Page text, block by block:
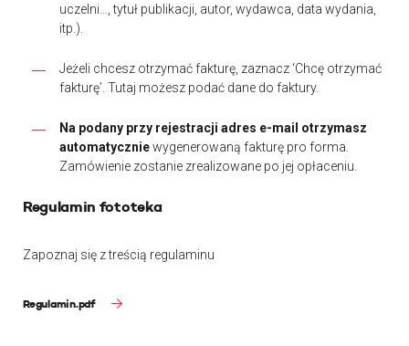
uczelni…, tytuł publikacji, autor, wydawca, data wydania,
itp.).
Jeżeli chcesz otrzymać fakturę, zaznacz ‘Chcę otrzymać
fakturę’. Tutaj możesz podać dane do faktury.
Na podany przy rejestracji adres e-mail otrzymasz
automatyczniewygenerowaną fakturę pro forma.
Zamówienie zostanie zrealizowane po jej opłaceniu.
Regulamin fototeka
Zapoznaj się z treścią regulaminu
Regulamin.pdf